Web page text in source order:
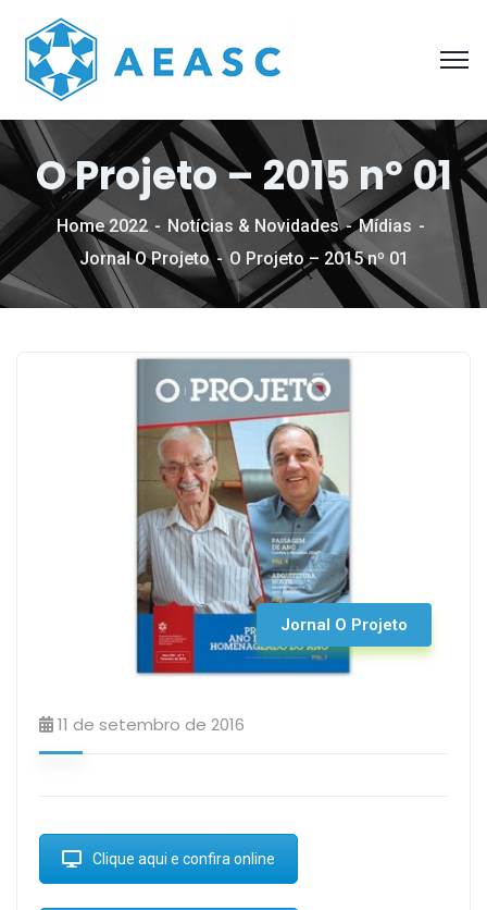
O Projeto – 2015 nº 01
Home 2022 Notícias & Novidades
Mídias
Jornal O Projeto
O Projeto – 2015 nº 01
Jornal O Projeto
11 de setembro de 2016
Clique aqui e confira online